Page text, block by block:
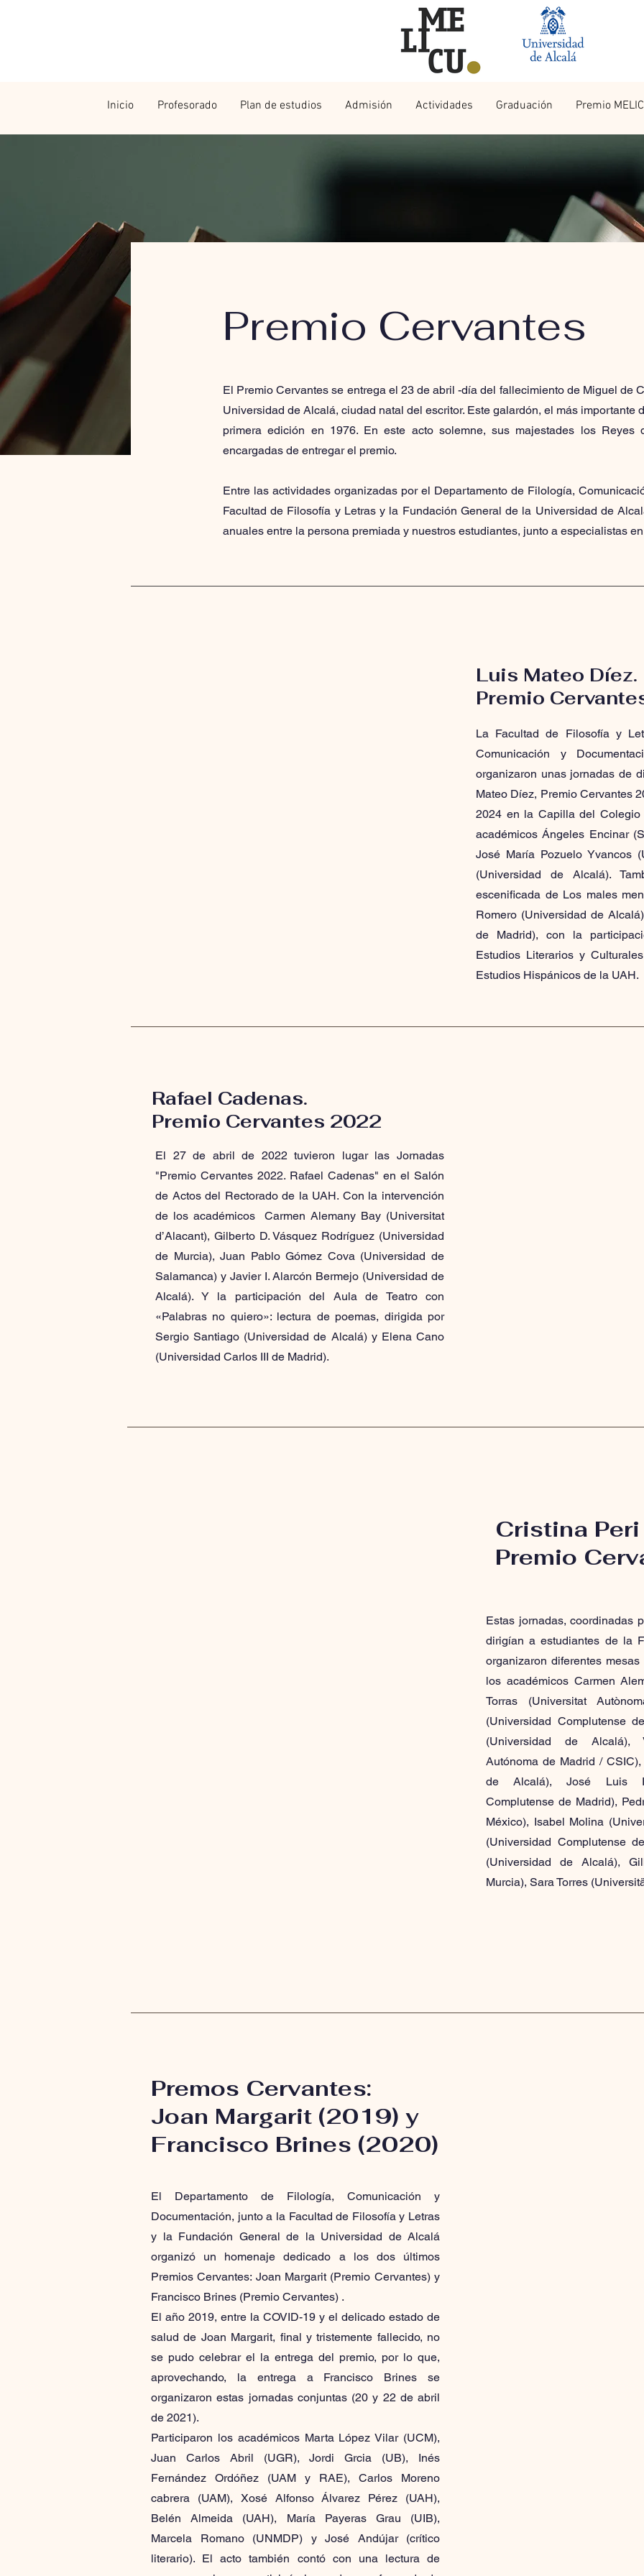
Inicio Profesorado Plan de estudios Admisión Actividades Graduación Premio
Premio Cervantes
El Premio Cervantes se entrega el 23 de abril -día del fallecimiento de Miguel de
Universidad de Alcalá, ciudad natal del escritor. Este galardón, el más importante
primera edición en 1976. En este acto solemne, sus majestades los Reyes
encargadas de entregar el premio.
Entre las actividades organizadas por el Departamento de Filología,
Facultad de Filosofía y Letras y la Fundación General de la Universidad de
anuales entre la persona premiada y nuestros estudiantes, junto a especialistas
Luis Mateo Díez.
Premio
La Facultad de Filosofía y
Comunicación y
organizaron unas jornadas de
Mateo Díez, Premio Cervantes
2024 en la Capilla del Colegio
académicos Ángeles Encinar
José María Pozuelo Yvancos
(Universidad de Alcalá).
escenificada de Los males
Romero (Universidad de
de Madrid), con la
Estudios Literarios y
Estudios Hispánicos de la
Rafael Cadenas.
Premio Cervantes 2022
El 27 de abril de 2022 tuvieron lugar las Jornadas
"Premio Cervantes 2022. Rafael Cadenas" en el Salón
de Actos del Rectorado de la UAH. Con la intervención
de los académicos Carmen Alemany Bay (Universitat
d’Alacant), Gilberto D. Vásquez Rodríguez (Universidad
de Murcia), Juan Pablo Gómez Cova (Universidad de
Salamanca) y Javier I. Alarcón Bermejo (Universidad de
Alcalá). Y la participación del Aula de Teatro con
«Palabras no quiero»: lectura de poemas, dirigida por
Sergio Santiago (Universidad de Alcalá) y Elena Cano
(Universidad Carlos III de Madrid).
Cristina Peri
Premio
Estas jornadas, coordinadas
dirigían a estudiantes de la
organizaron diferentes
los académicos Carmen
Torras (Universitat
(Universidad Complutense
(Universidad de Alcalá),
Autónoma de Madrid /
de Alcalá), José Luis
Complutense de Madrid),
México), Isabel Molina
(Universidad Complutense
(Universidad de Alcalá),
Murcia), Sara Torres
Premos Cervantes:
Joan Margarit (2019) y
Francisco Brines (2020)
El Departamento de Filología, Comunicación y
Documentación, junto a la Facultad de Filosofía y Letras
y la Fundación General de la Universidad de Alcalá
organizó un homenaje dedicado a los dos últimos
Premios Cervantes: Joan Margarit (Premio Cervantes) y
Francisco Brines (Premio Cervantes) .
El año 2019, entre la COVID-19 y el delicado estado de
salud de Joan Margarit, final y tristemente fallecido, no
se pudo celebrar el la entrega del premio, por lo que,
aprovechando, la entrega a Francisco Brines se
organizaron estas jornadas conjuntas (20 y 22 de abril
de 2021).
Participaron los académicos Marta López Vilar (UCM),
Juan Carlos Abril (UGR), Jordi Grcia (UB), Inés
Fernández Ordóñez (UAM y RAE), Carlos Moreno
cabrera (UAM), Xosé Alfonso Álvarez Pérez (UAH),
Belén Almeida (UAH), María Payeras Grau (UIB),
Marcela Romano (UNMDP) y José Andújar (crítico
literario). El acto también contó con una lectura de